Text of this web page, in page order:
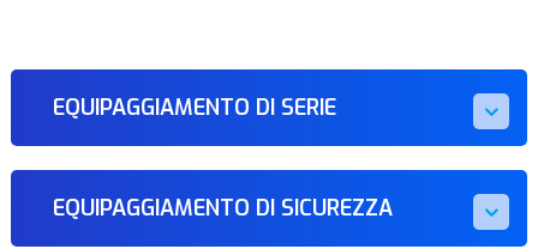
EQUIPAGGIAMENTO DI SERIE
EQUIPAGGIAMENTO DI SICUREZZA